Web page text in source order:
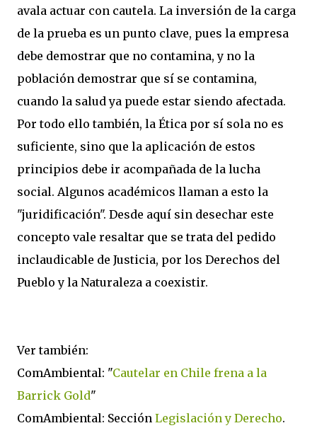
avala actuar con cautela. La inversión de la carga
de la prueba es un punto clave, pues la empresa
debe demostrar que no contamina, y no la
población demostrar que sí se contamina,
cuando la salud ya puede estar siendo afectada.
Por todo ello también, la Ética por sí sola no es
suficiente, sino que la aplicación de estos
principios debe ir acompañada de la lucha
social. Algunos académicos llaman a esto la
"juridificación". Desde aquí sin desechar este
concepto vale resaltar que se trata del pedido
inclaudicable de Justicia, por los Derechos del
Pueblo y la Naturaleza a coexistir.
Ver también:
ComAmbiental: "Cautelar en Chile frena a la
Barrick Gold"
ComAmbiental: Sección Legislación y Derecho.